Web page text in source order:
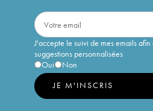
J'accepte le suivi de mes emails
suggestions personnalisées
Oui
Non
JE M'INSCRIS